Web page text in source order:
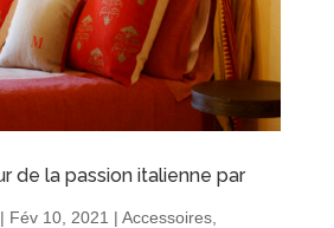
de la passion italienne par
Fév 10, 2021 | Accessoires,